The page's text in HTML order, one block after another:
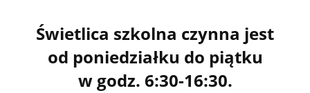
Świetlica szkolna czynna jest
od poniedziałku do piątku
w godz. 6:30-16:30.